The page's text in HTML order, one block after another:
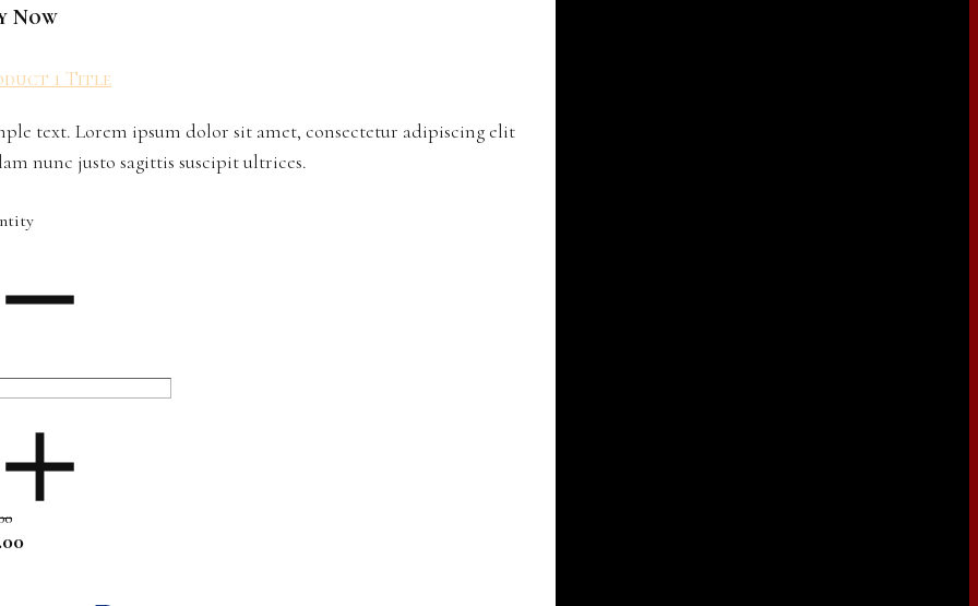
Now
1 Title
text. Lorem ipsum dolor sit amet, consectetur adipiscing elit
nunc justo sagittis suscipit ultrices.